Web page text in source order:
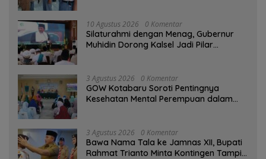
10 Agustus 2026 0 Komentar
Silaturahmi dengan Menag, Gubernur
Muhidin Dorong Kalsel Jadi Pilar
3 Agustus 2026 0 Komentar
GOW Kotabaru Soroti Pentingnya
Kesehatan Mental Perempuan dalam
3 Agustus 2026 0 Komentar
Bawa Nama Tala ke Jamnas XII, Bupati
Rahmat Trianto Minta Kontingen Tampil